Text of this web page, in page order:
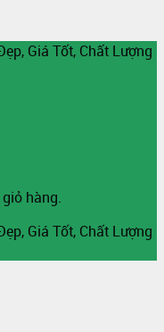
Giá Tốt, Chất Lượng
hàng.
Giá Tốt, Chất Lượng